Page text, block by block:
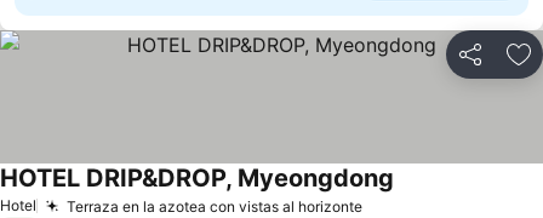
Compartir
Hotel Terraza en la azotea con vistas al horizonte
HOTEL DRIP&DROP, Myeongdong